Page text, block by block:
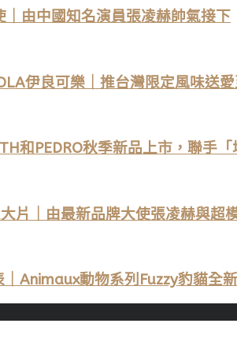
｜由中國知名演員張凌赫帥氣接下
伊良可樂｜推台灣限定風味送
和PEDRO秋季新品上市，聯手
片｜由最新品牌大使張凌赫與超
｜Animaux動物系列Fuzzy豹貓全